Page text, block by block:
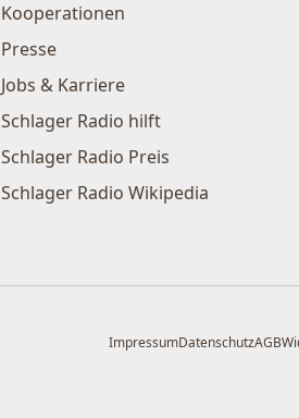
Kooperationen
Presse
Jobs & Karriere
Schlager Radio hilft
Schlager Radio Preis
Schlager Radio Wikipedia
ImpressumDatenschutzAGB